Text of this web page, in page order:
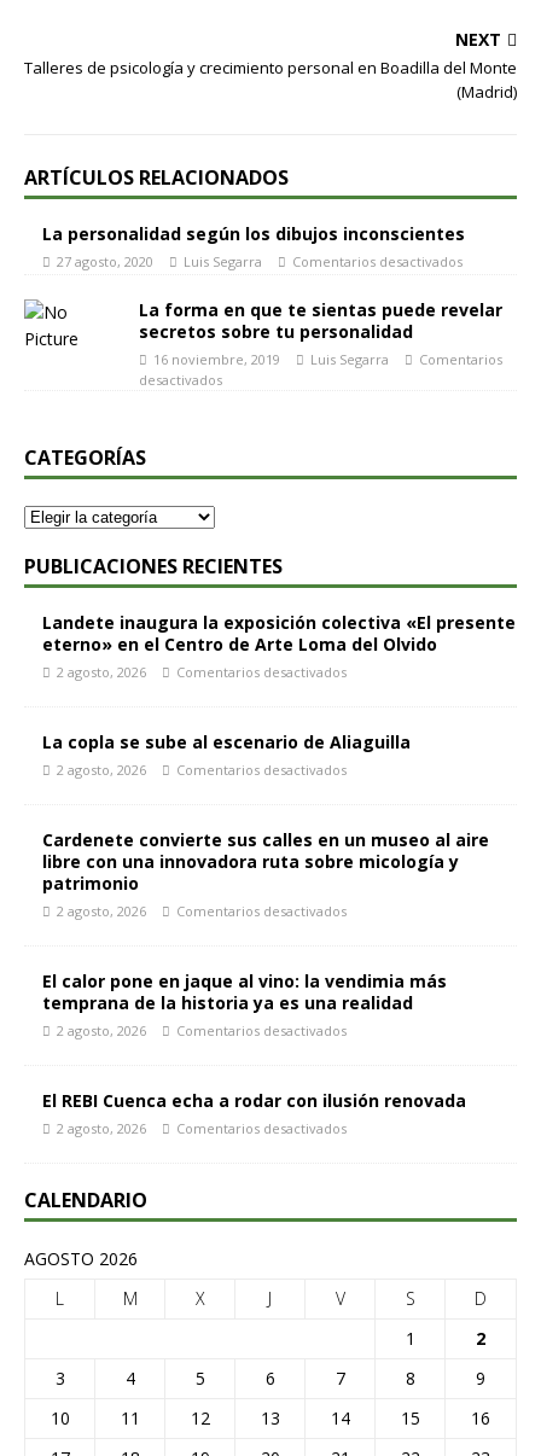
NEXT
Talleres de psicología y crecimiento personal en Boadilla del Monte
(Madrid)
ARTÍCULOS RELACIONADOS
La personalidad según los dibujos inconscientes
27 agosto, 2020 Luis Segarra Comentarios desactivados
La forma en que te sientas puede revelar
secretos sobre tu personalidad
16 noviembre, 2019 Luis Segarra
Comentarios
desactivados
CATEGORÍAS
PUBLICACIONES RECIENTES
Landete inaugura la exposición colectiva «El presente
eterno» en el Centro de Arte Loma del Olvido
2 agosto, 2026 Comentarios desactivados
La copla se sube al escenario de Aliaguilla
2 agosto, 2026 Comentarios desactivados
Cardenete convierte sus calles en un museo al aire
libre con una innovadora ruta sobre micología y
patrimonio
2 agosto, 2026 Comentarios desactivados
El calor pone en jaque al vino: la vendimia más
temprana de la historia ya es una realidad
2 agosto, 2026 Comentarios desactivados
El REBI Cuenca echa a rodar con ilusión renovada
2 agosto, 2026 Comentarios desactivados
CALENDARIO
AGOSTO 2026
L
M X J V S
D
1
2
3
4 5 6 7 8
9
10
11 12 13 14 15
16